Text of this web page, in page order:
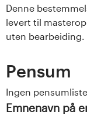
Denne
levert til
uten bearbeiding.
Pensum
Ingen
Emnenavn på